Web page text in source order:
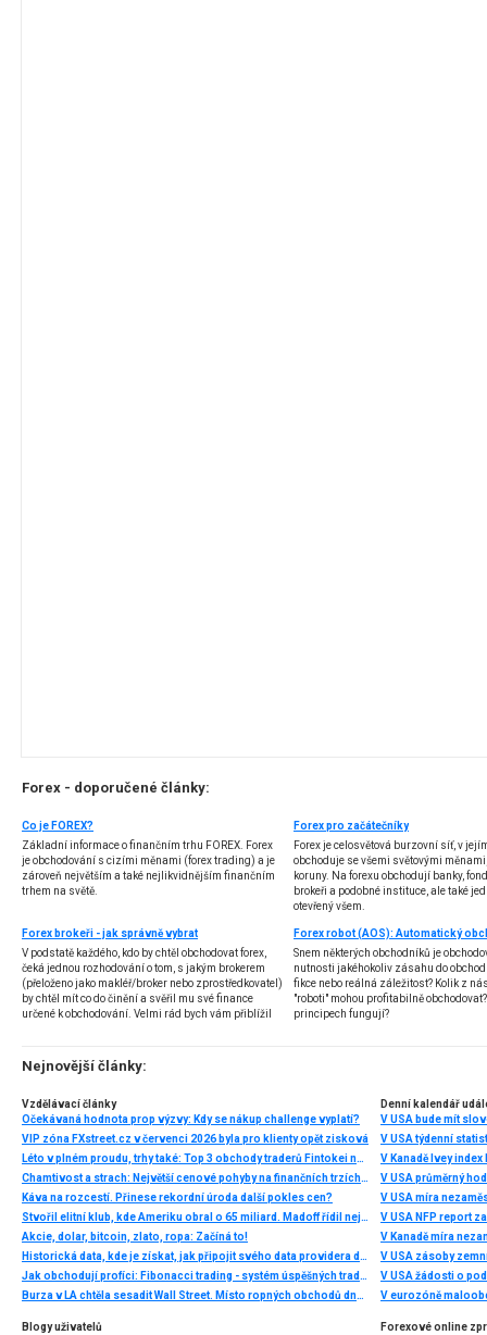
Forex - doporučené články:
Co je FOREX?
Základní informace o finančním trhu FOREX. Forex
je obchodování s cizími měnami (forex trading) a je
zároveň největším a také nejlikvidnějším finančním
trhem na světě.
Forex pro začátečníky
Forex je celosvětová burzovní síť, v
obchoduje se všemi světovými
koruny. Na forexu obchodují banky,
brokeři a podobné instituce, ale také
otevřený všem.
Forex brokeři - jak správně vybrat
V podstatě každého, kdo by chtěl obchodovat forex,
čeká jednou rozhodování o tom, s jakým brokerem
(přeloženo jako makléř/broker nebo zprostředkovatel)
by chtěl mít co do činění a svěřil mu své finance
určené k obchodování. Velmi rád bych vám přiblížil
několik příkladů nejznámějších z nich.
Snem některých obchodníků je
nutnosti jakéhokoliv zásahu do
fikce nebo reálná záležitost? Kolik z
"roboti" mohou profitabilně
principech fungují?
Nejnovější články:
Vzdělávací články
Očekávaná hodnota prop výzvy: Kdy se nákup challenge vyplatí?
VIP zóna FXstreet.cz v červenci 2026 byla pro klienty opět zisková
Léto v plném proudu, trhy také: Top 3 obchody traderů Fintokei na indexech a zlatě
Chamtivost a strach: Největší cenové pohyby na finančních trzích (červenec 2026)
Káva na rozcestí. Přinese rekordní úroda další pokles cen?
Stvořil elitní klub, kde Ameriku obral o 65 miliard. Madoff řídil největší Ponzi dějin
Akcie, dolar, bitcoin, zlato, ropa: Začíná to!
Historická data, kde je získat, jak připojit svého data providera do MultiCharts a proč je budeme potřebovat? (4. díl)
Jak obchodují profíci: Fibonacci trading - systém úspěšných traderů
Burza v LA chtěla sesadit Wall Street. Místo ropných obchodů dnes místem duní basy
Denní kalendář
V USA bude mít
V USA týdenní
V Kanadě Ivey index
V USA průměrný
V USA míra
V USA NFP report
V Kanadě míra
V USA zásoby
V USA žádosti o
V eurozóně
Blogy uživatelů
Forexové online